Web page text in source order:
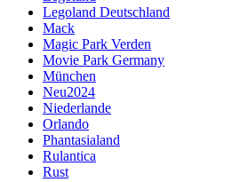
Legoland Deutschland
Mack
Magic Park Verden
Movie Park Germany
München
Neu2024
Niederlande
Orlando
Phantasialand
Rulantica
Rust